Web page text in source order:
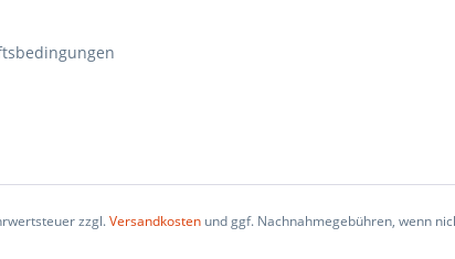
zzgl.Versandkostenund ggf. Nachnahmegebühren, wenn